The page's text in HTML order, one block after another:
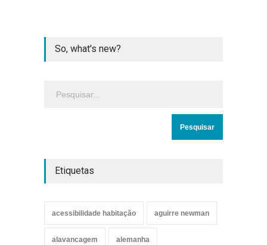
So, what's new?
Etiquetas
acessibilidade habitação aguirre newman
alavancagem alemanha